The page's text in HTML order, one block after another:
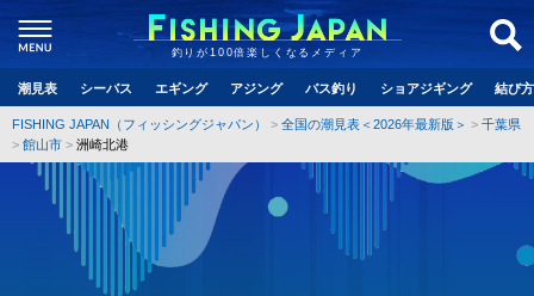
釣りが100倍楽しくなるメディア
潮見表 シーバス エギング アジング バス釣り ショアジギング 結び
FISHING JAPAN（フィッシングジャパン） 全国の潮見表＜2026年最新版＞
千葉県
館山市
洲崎北港